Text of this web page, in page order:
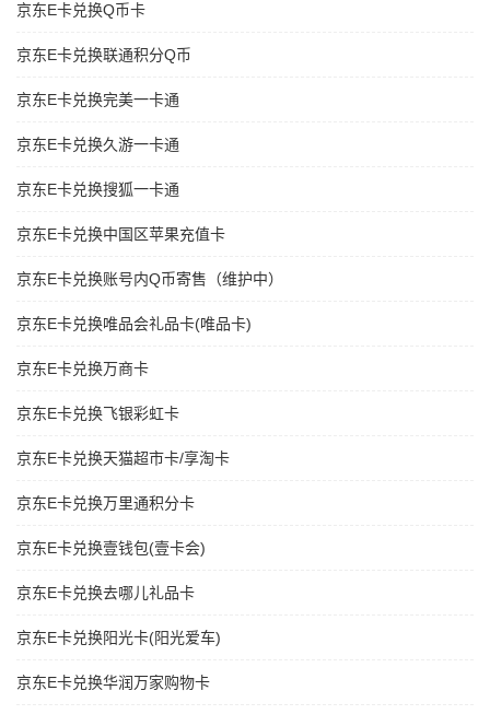
京东E卡兑换Q币卡
京东E卡兑换联通积分Q币
京东E卡兑换完美一卡通
京东E卡兑换久游一卡通
京东E卡兑换搜狐一卡通
京东E卡兑换中国区苹果充值卡
京东E卡兑换账号内Q币寄售（维护中）
京东E卡兑换唯品会礼品卡(唯品卡)
京东E卡兑换万商卡
京东E卡兑换飞银彩虹卡
京东E卡兑换天猫超市卡/享淘卡
京东E卡兑换万里通积分卡
京东E卡兑换壹钱包(壹卡会)
京东E卡兑换去哪儿礼品卡
京东E卡兑换阳光卡(阳光爱车)
京东E卡兑换华润万家购物卡